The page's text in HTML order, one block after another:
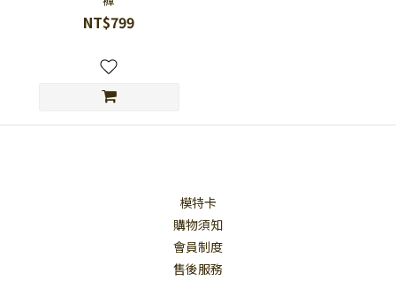
NT$799
模特卡
購物須知
會員制度
售後服務